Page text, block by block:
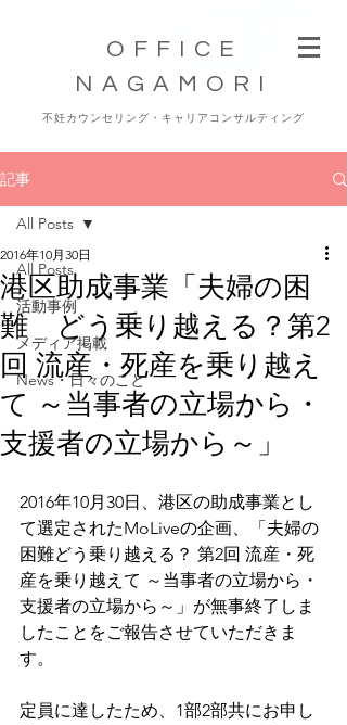
OFFICE
NAGAMORI
不妊カウンセリング・キャリアコンサルティング
記事
All Posts
活動事例
メディア掲載
News・日々のこと
All Posts
港区助成事業「夫婦の困
難 どう乗り越える？第2
回 流産・死産を乗り越え
て ～当事者の立場から・
支援者の立場から～」
2016年10月30日
2016年10月30日、港区の助成事業とし
て選定されたMoLiveの企画、「夫婦の
困難どう乗り越える？ 第2回 流産・死
産を乗り越えて ～当事者の立場から・
支援者の立場から～」が無事終了しま
したことをご報告させていただきま
す。
定員に達したため、1部2部共にお申し